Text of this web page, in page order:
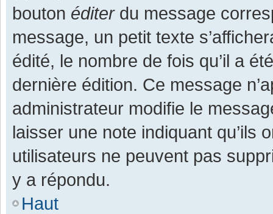
bouton éditerdu message
message, un petit texte
édité, le nombre de fois qu’il a
dernière édition. Ce message
administrateur modifie le
laisser une note indiquant qu’ils
utilisateurs ne peuvent pas
y a répondu.
Haut